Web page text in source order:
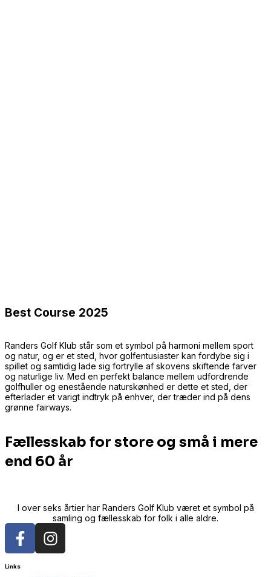
Best Course 2025
Randers Golf Klub står som et symbol på harmoni mellem sport
og natur, og er et sted, hvor golfentusiaster kan fordybe sig i
spillet og samtidig lade sig fortrylle af skovens skiftende farver
og naturlige liv. Med en perfekt balance mellem udfordrende
golfhuller og enestående naturskønhed er dette et sted, der
efterlader et varigt indtryk på enhver, der træder ind på dens
grønne fairways.
Fællesskab for store og små i mere
end 60 år
I over seks årtier har Randers Golf Klub været et symbol på
samling og fællesskab for folk i alle aldre.
Links